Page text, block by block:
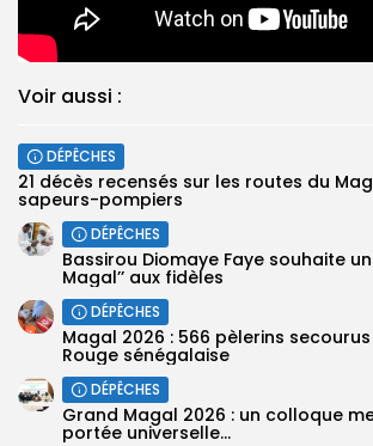
Voir aussi :
DÉPÊCHES
21 décès recensés sur les routes du
sapeurs-pompiers
DÉPÊCHES
Bassirou Diomaye Faye souhaite un
Magal’’ aux fidèles
DÉPÊCHES
Magal 2026 : 566 pèlerins
Rouge sénégalaise
DÉPÊCHES
Grand Magal 2026 : un colloque
portée universelle...